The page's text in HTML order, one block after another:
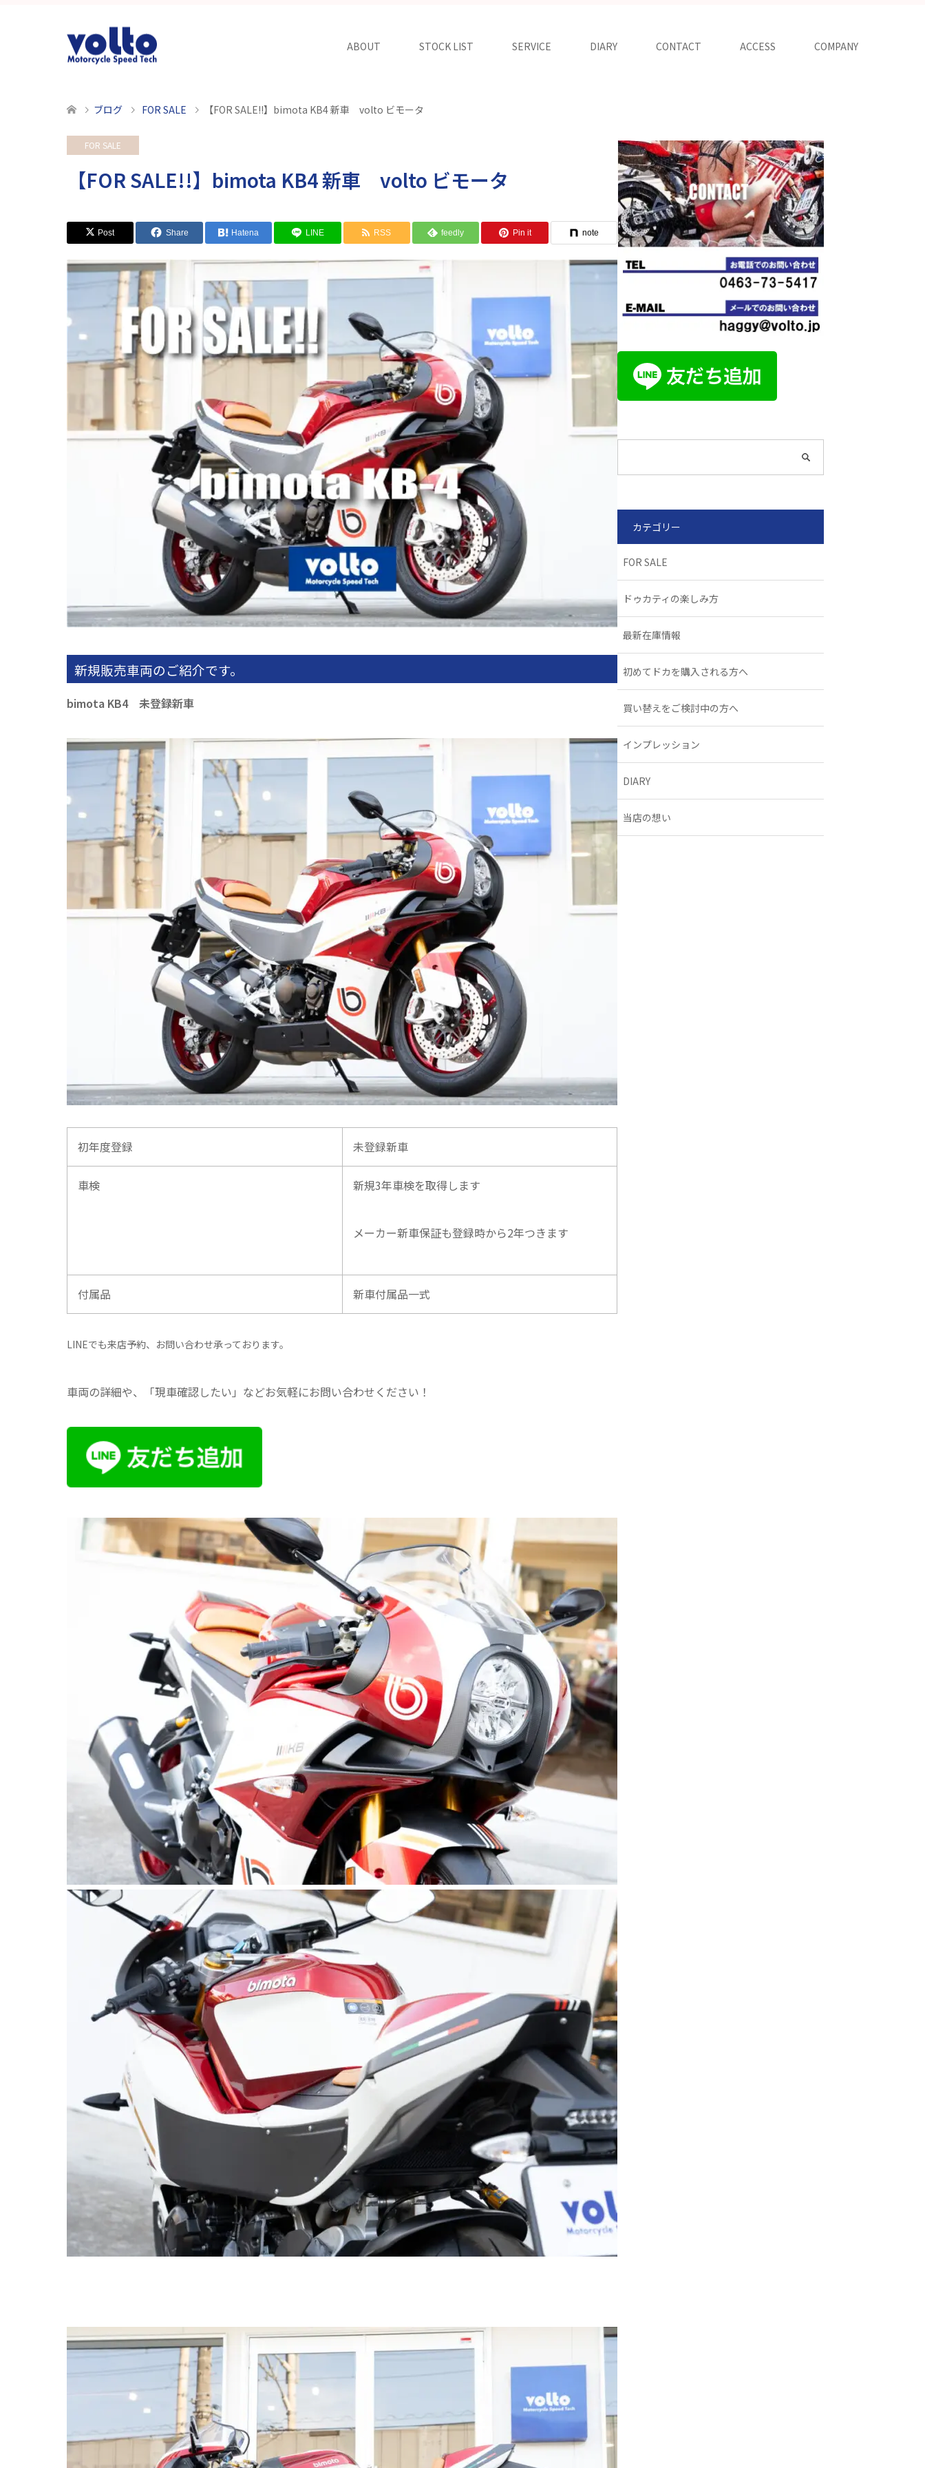
ABOUT STOCK LIST SERVICE DIARY CONTACT ACCESS COMPANY
ブログ FOR SALE 【FOR SALE!!】bimota KB4 新車 volto ビモータ
FOR SALE
【FOR SALE!!】bimota KB4 新車 volto ビモータ
Post Share Hatena LINE RSS feedly Pin it note
新規販売車両のご紹介です。
bimota KB4 未登録新車
初年度登録 未登録新車
車検 新規3年車検を取得します
メーカー新車保証も登録時から2年つきます
付属品 新車付属品一式
LINEでも来店予約、お問い合わせ承っております。
車両の詳細や、「現車確認したい」などお気軽にお問い合わせください！
カテゴリー
FOR SALE
ドゥカティの楽しみ方
最新在庫情報
初めてドカを購入される方へ
買い替えをご検討中の方へ
インプレッション
DIARY
当店の想い